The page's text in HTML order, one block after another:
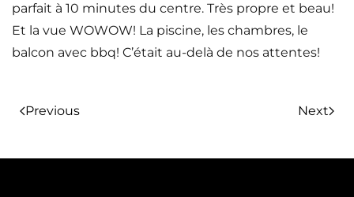
parfait à 10 minutes du centre. Très propre et beau!
Et la vue WOWOW! La piscine, les chambres, le
balcon avec bbq! C’était au-delà de nos attentes!
Previous Next